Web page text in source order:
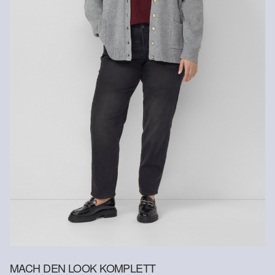
Keine chemische Reinigung möglich
Normalwaschgang 30°
MACH DEN LOOK KOMPLETT